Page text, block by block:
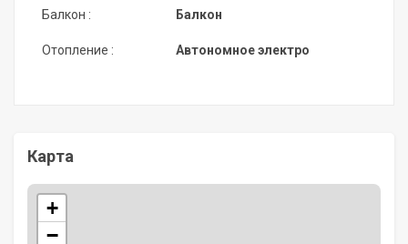
Балкон :
Отопление :
Балкон
Автономное электро
Карта
+
−